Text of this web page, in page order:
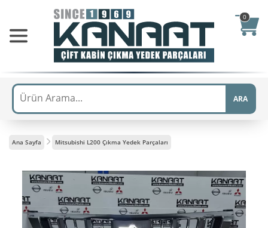
0
ARA
Ana Sayfa Mitsubishi L200 Çıkma Yedek Parçaları